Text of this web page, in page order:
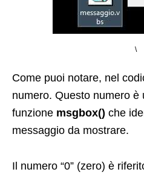
\
Come puoi notare, nel
numero. Questo numero è
funzione msgbox() che
messaggio da mostrare.
Il numero “0” (zero) è